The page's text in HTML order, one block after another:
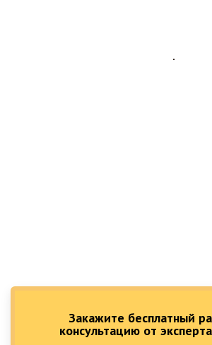
Закажите бесплатный
консультацию от